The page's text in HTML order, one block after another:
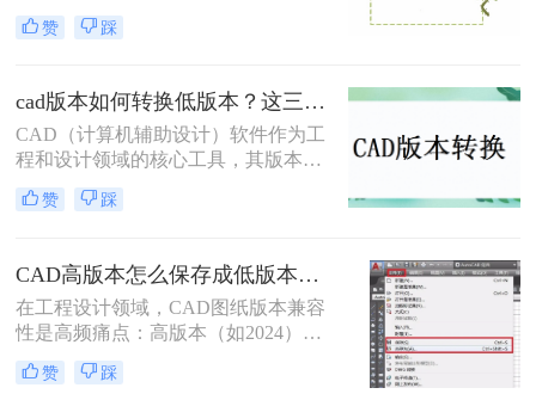
然而，由于某些特定的工作需求或设
备限制，我们有时需要将高版本的
在旧版本的CAD软件中能够正常打开
和编辑。那么高版本cad图纸怎么转换
成低版本呢？本文将详细介绍四种将
高版本CAD图纸转换为低版本的方
法，并给出具体的操作步骤和注意事
项。
赞 踩
cad版本如何转换低版本？这三个转换方法，你一定要学会！
CAD（计算机辅助设计）软件作为工
程和设计领域的核心工具，其版本迭
代频繁，不同版本之间在功能和兼容
性上存在差异。因此，有时我们需要
以便在旧版本的CAD软件中打开或编
辑。那么cad版本如何转换低版本呢？
以下是一些常用的方法来实现CAD版
本从高到低的转换。
赞 踩
CAD高版本怎么保存成低版本发给别人？5种安全有效方法实测！
在工程设计领域，CAD图纸版本兼容
性是高频痛点：高版本（如2024）文
件无法被低版本（如2018）打开，导
致协作中断、进度延误。许多用户盲
赞 踩